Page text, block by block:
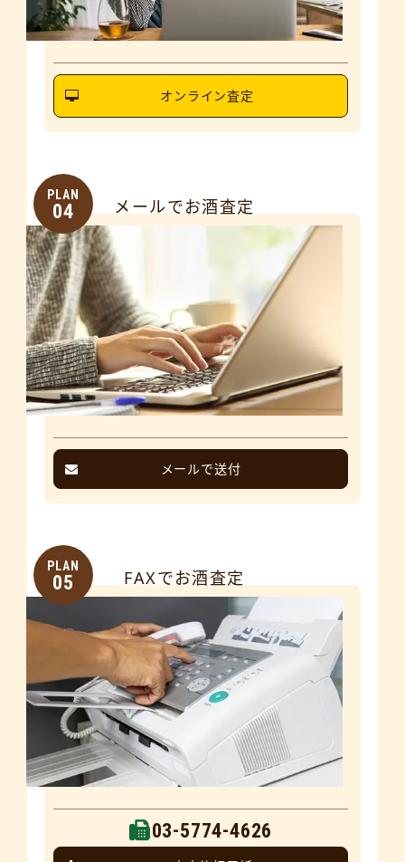
オンライン査定
PLAN
04 メールでお酒査定
メールで送付
PLAN
05 FAXでお酒査定
03-5774-4626